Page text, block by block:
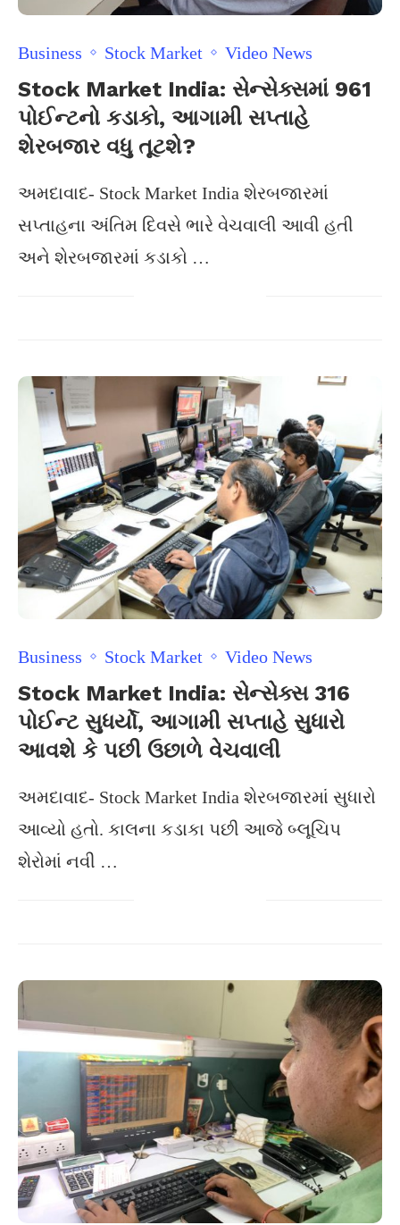
Business Stock Market Video News
Stock Market India: સેન્સેક્સમાં 961
પોઈન્ટનો કડાકો, આગામી સપ્તાહે
શેરબજાર વધુ તૂટશે?
અમદાવાદ- Stock Market India શેરબજારમાં
સપ્તાહના અંતિમ દિવસે ભારે વેચવાલી આવી હતી
અને શેરબજારમાં કડાકો …
Business Stock Market Video News
Stock Market India: સેન્સેક્સ 316
પોઈન્ટ સુધર્યો, આગામી સપ્તાહે સુધારો
આવશે કે પછી ઉછાળે વેચવાલી
અમદાવાદ- Stock Market India શેરબજારમાં સુધારો
આવ્યો હતો. કાલના કડાકા પછી આજે બ્લૂચિપ
શેરોમાં નવી …